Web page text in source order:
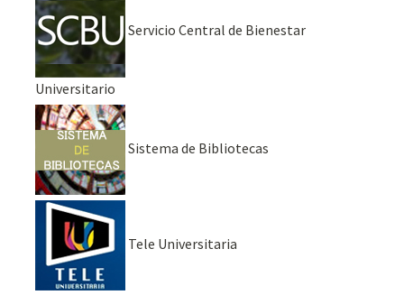
Servicio Central de Bienestar
Universitario
Sistema de Bibliotecas
Tele Universitaria